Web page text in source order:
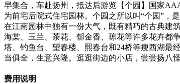
早集合，车赴扬州，抵达后游览【个园】国家
为前宅后院式住宅园林。个园之所以叫“个园”，
在江南园林中独有一份大气，既有精巧的古典建
海棠、玉兰、茶花、郁金香、琼花等许多花卉都
塔、钓鱼台、望春楼、熙春台和24桥等瘦西湖最
当俱全，生意兴隆。逛逛街边的小店，尝尝扬八
费用说明